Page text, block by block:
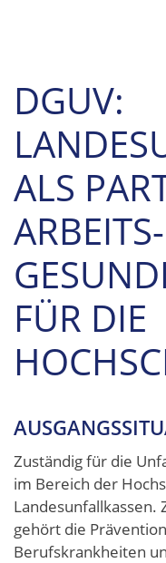
DGUV:
ALS
FÜR DIE
Zuständig für die
im Bereich der
Landesunfallkassen.
gehört die
Berufskrankheiten